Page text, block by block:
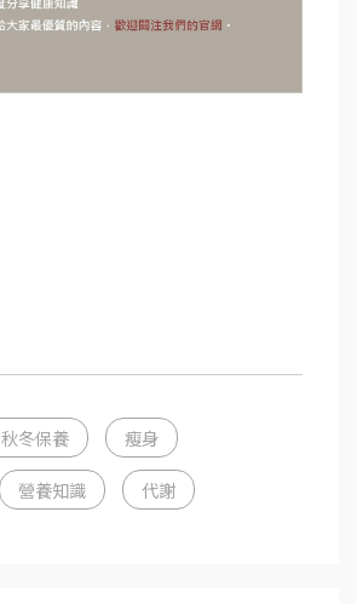
秋冬保養 瘦身
營養知識 代謝